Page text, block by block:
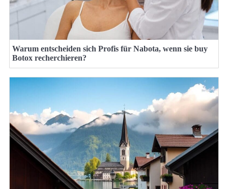
Warum entscheiden sich Profis für Nabota, wenn sie buy
Botox recherchieren?